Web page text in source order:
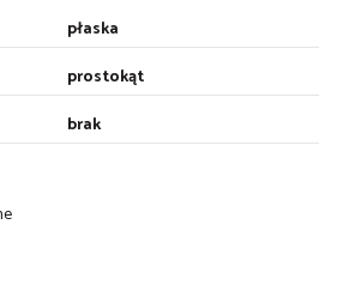
płaska
prostokąt
brak